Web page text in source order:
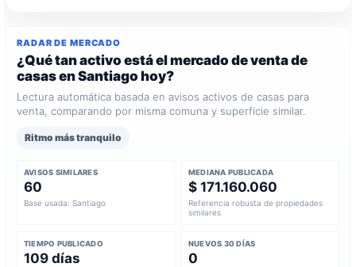
RADAR DE MERCADO
¿Qué tan activo está el mercado de venta de
casas en Santiago hoy?
Lectura automática basada en avisos activos de casas para
venta, comparando por misma comuna y superficie similar.
Ritmo más tranquilo
AVISOS SIMILARES
60
Base usada: Santiago
MEDIANA PUBLICADA
$ 171.160.060
Referencia robusta de propiedades
similares
TIEMPO PUBLICADO
109 días
NUEVOS 30 DÍAS
0